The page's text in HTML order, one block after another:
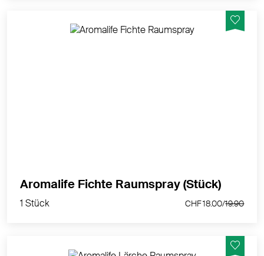
1 Stück CHF 18.00/
Aromalife Fichte Raumspray (Stück)
1 Stück CHF 18.00/19.90